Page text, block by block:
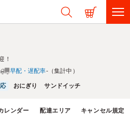
！
早配・遅配率-（集計中）
おにぎり サンドイッチ
レンダー 配達エリア キャンセル規定